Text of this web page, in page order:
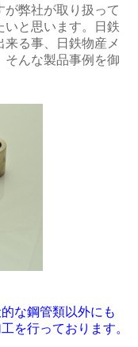
が弊社が取り扱って
いと思います。日鉄
る事、日鉄物産メ
そんな製品事例を御
な鋼管類以外にも
を行っております。